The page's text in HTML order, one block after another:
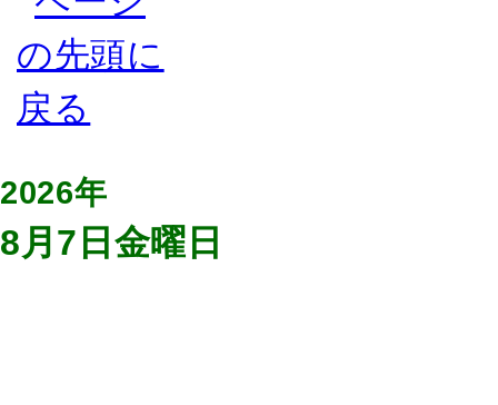
2026年
8月7日金曜日